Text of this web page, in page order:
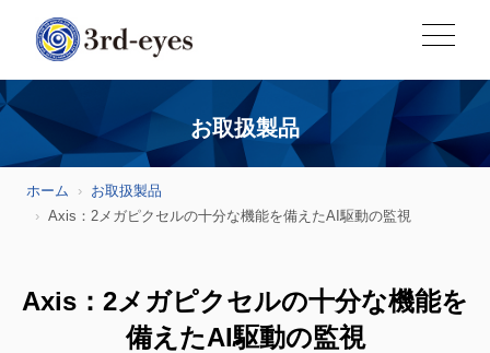
お取扱製品
ホーム
お取扱製品
Axis：2メガピクセルの十分な機能を備えたAI駆動の監視
Axis：2メガピクセルの十分な機能を
備えたAI駆動の監視